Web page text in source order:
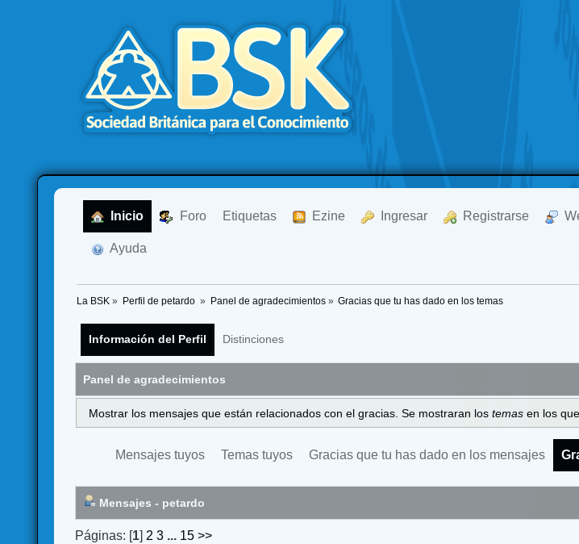
Inicio Foro Etiquetas Ezine Ingresar Registrarse
Ayuda
La BSK » Perfil de petardo » Panel de agradecimientos» Gracias que tu has dado en los temas
Información del Perfil Distinciones
Panel de agradecimientos
Mostrar los mensajes que están relacionados con el gracias. Se mostraran los temas en los que
Mensajes tuyos Temas tuyos Gracias que tu has dado en los mensajes
Mensajes - petardo
Páginas: [1] 2 3 ... 15 >>